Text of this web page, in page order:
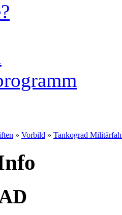
» Vorbild » Tankograd